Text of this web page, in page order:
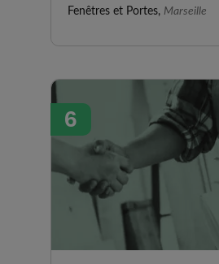
Fenêtres et Portes, Marseille
6